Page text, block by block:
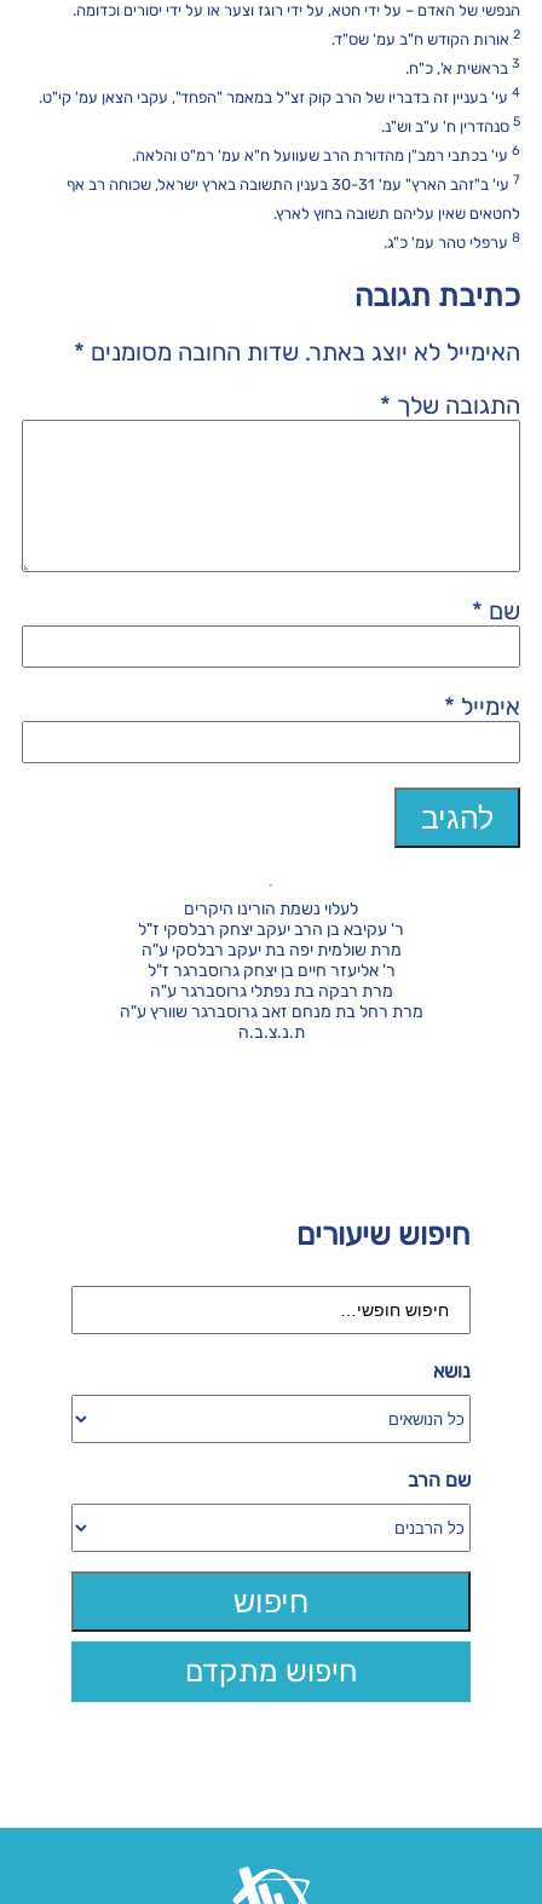
הנפשי של האדם – על ידי חטא, על ידי רוגז וצער או על ידי יסורים וכדומה.
2אורות הקודש ח"ב עמ' שס"ד.
3בראשית א', כ"ח.
4עי' בעניין זה בדבריו של הרב קוק זצ"ל במאמר "הפחד", עקבי הצאן עמ' קי"ט.
5סנהדרין ח' ע"ב וש"נ.
6עי' בכתבי רמב"ן מהדורת הרב שעוועל ח"א עמ' רמ"ט והלאה.
7
עי' ב"זהב הארץ" עמ' 30-31 בענין התשובה בארץ ישראל, שכוחה רב אף
לחטאים שאין עליהם תשובה בחוץ לארץ.
8ערפלי טהר עמ' כ"ג.
כתיבת תגובה
האימייל לא יוצג באתר. שדות החובה מסומנים *
התגובה שלך *
שם *
אימייל *
חיפוש שיעורים
נושא
שם הרב
חיפוש מתקדם
לעלוי נשמת הורינו היקרים
ר' עקיבא בן הרב יעקב יצחק רבלסקי ז"ל
מרת שולמית יפה בת יעקב רבלסקי ע"ה
ר' אליעזר חיים בן יצחק גרוסברגר ז"ל
מרת רבקה בת נפתלי גרוסברגר ע"ה
מרת רחל בת מנחם זאב גרוסברגר שוורץ ע"ה
ת.נ.צ.ב.ה